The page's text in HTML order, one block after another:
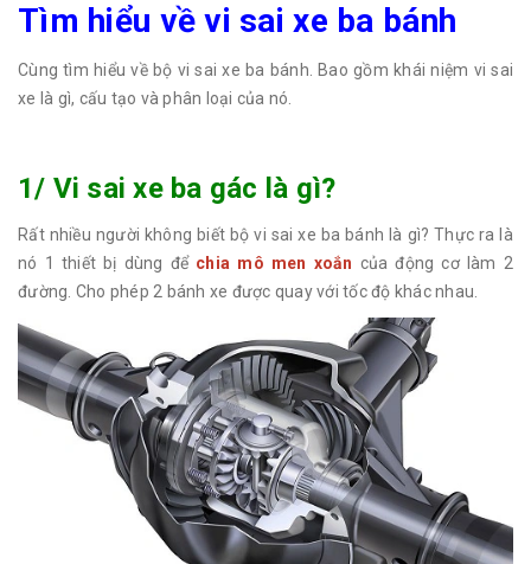
Tìm hiểu về vi sai xe ba bánh
Cùng tìm hiểu về bộ vi sai xe ba bánh. Bao gồm khái niệm vi sai
xe là gì, cấu tạo và phân loại của nó.
1/ Vi sai xe ba gác là gì?
Rất nhiều người không biết bộ vi sai xe ba bánh là gì? Thực ra là
nó 1 thiết bị dùng để chia mô men xoắn của động cơ làm 2
đường. Cho phép 2 bánh xe được quay với tốc độ khác nhau.